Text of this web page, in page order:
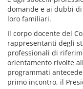
domande e ai dubbi
loro familiari.
Il corpo docente del
rappresentanti degli
professionali di
orientamento rivolte
programmati
primo incontro, il